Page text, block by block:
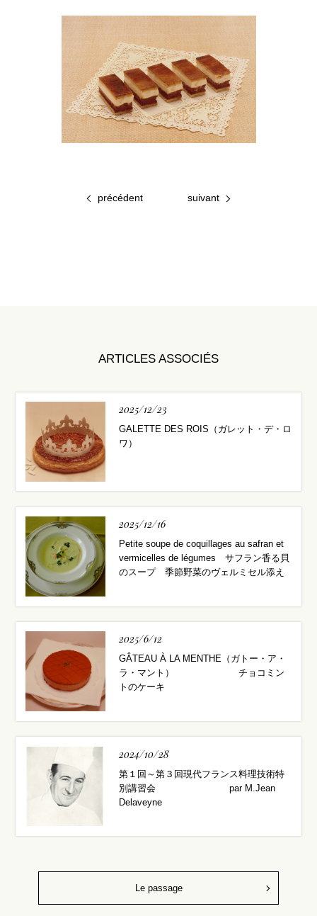
précédent suivant
ARTICLES ASSOCIÉS
2025/12/23
GALETTE DES ROIS（ガレット・デ・ロ
ワ）
2025/12/16
Petite soupe de coquillages au safran et
vermicelles de légumes サフラン香る貝
のスープ 季節野菜のヴェルミセル添え
2025/6/12
GÂTEAU À LA MENTHE（ガトー・ア・
ラ・マント） チョコミン
トのケーキ
2024/10/28
第１回～第３回現代フランス料理技術特
別講習会 par M.Jean
Delaveyne
Le passage